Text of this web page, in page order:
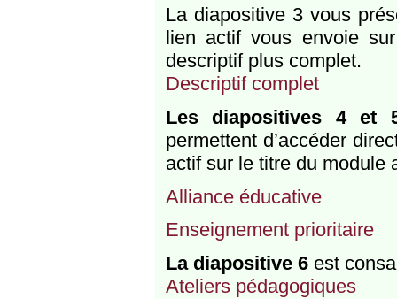
La diapositive 3 vous
lien actif vous envoie
descriptif plus complet.
Descriptif complet
Les diapositives 4 et
permettent d’accéder
actif sur le titre du module
Alliance éducative
Enseignement prioritaire
La diapositive 6est
Ateliers pédagogiques